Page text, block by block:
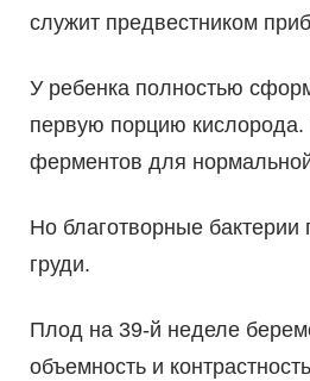
служит предвестником
У ребенка полностью
первую порцию кислорода.
ферментов для
Но благотворные бактерии
груди.
Плод на 39-й неделе
объемность и